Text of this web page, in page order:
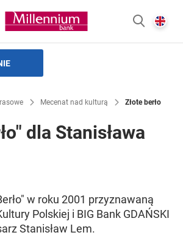
Bank Millennium homepage
Mecenat nad kulturą Złote berło
dla Stanisława
w roku 2001 przyznawaną
Polskiej i BIG Bank GDAŃSKI
Stanisław Lem.